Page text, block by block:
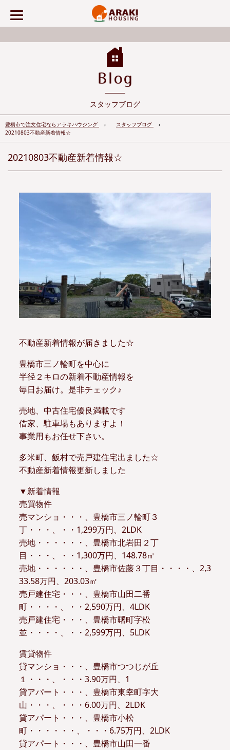
スタッフブログ
豊橋市で注文住宅ならアラキハウジング
スタッフブログ
20210803不動産新着情報☆
20210803不動産新着情報☆
不動産新着情報が届きました☆
豊橋市三ノ輪町を中心に
半径２キロの新着不動産情報を
毎日お届け。是非チェック♪
売地、中古住宅優良満載です
借家、駐車場もありますよ！
事業用もお任せ下さい。
多米町、飯村で売戸建住宅出ました☆
不動産新着情報更新しました
▼新着情報
売買物件
売マンショ・・・、豊橋市三ノ輪町３
丁・・・、・・1,299万円、2LDK
売地・・・・・・、豊橋市北岩田２丁
目・・・、・・1,300万円、148.78㎡
売地・・・・・・、豊橋市佐藤３丁目・・・・、2,3
33.58万円、203.03㎡
売戸建住宅・・・、豊橋市山田二番
町・・・・、・・2,590万円、4LDK
売戸建住宅・・・、豊橋市曙町字松
並・・・・、・・2,599万円、5LDK
賃貸物件
貸マンショ・・・、豊橋市つつじが丘
１・・・、・・・3.90万円、1
貸アパート・・・、豊橋市東幸町字大
山・・・、・・・6.00万円、2LDK
貸アパート・・・、豊橋市小松
町・・・・・・、・・・6.75万円、2LDK
貸アパート・・・、豊橋市山田一番